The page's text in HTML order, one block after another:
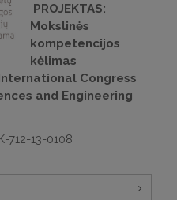
PROJEKTAS:
Mokslinės
kompetencijos
kėlimas
Congress
and Engineering
712-13-0108